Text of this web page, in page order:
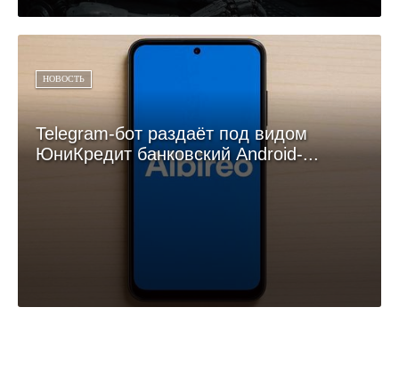
НОВОСТЬ
Telegram-бот раздаёт под видом
ЮниКредит банковский Android-...